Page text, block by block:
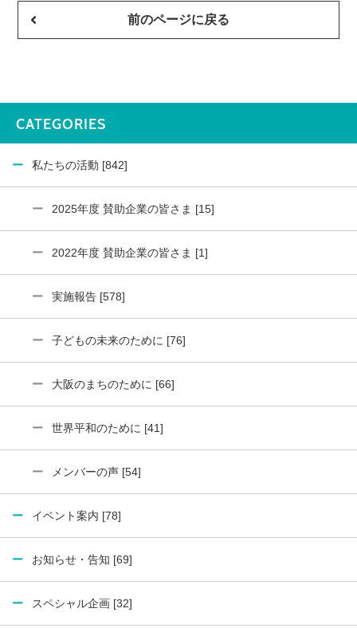
前のページに戻る
CATEGORIES
私たちの活動 [842]
2025年度 賛助企業の皆さま [15]
2022年度 賛助企業の皆さま [1]
実施報告 [578]
子どもの未来のために [76]
大阪のまちのために [66]
世界平和のために [41]
メンバーの声 [54]
イベント案内 [78]
お知らせ・告知 [69]
スペシャル企画 [32]